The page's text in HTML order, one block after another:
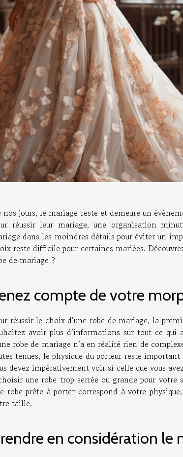
nos jours, le mariage reste et demeure un
réussir leur mariage, une organisation
dans les moindres détails pour éviter un
reste difficile pour certaines mariées.
de mariage ?
compte de votre
réussir le choix d’une robe de mariage, la
avoir plus d’informations sur tout ce qui
robe de mariage n’a en réalité rien de
tenues, le physique du porteur reste
devez impérativement voir si celle que vous
une robe trop serrée ou grande pour votre
robe prête à porter correspond à votre
taille.
en considération le